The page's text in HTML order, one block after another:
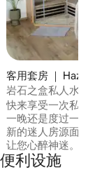
分（满分 5 分），
客用套房 ｜
岩石之盒私人水
口
快来享受一次私人
一晚还是度过一个周
新的迷人房源面积
让您心醉神迷。
和桑拿房的起居区
房、一间配备标准
利设施